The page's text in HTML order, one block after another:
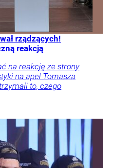
rządzących!
reakcją
na reakcję ze strony
na apel Tomasza
to, czego